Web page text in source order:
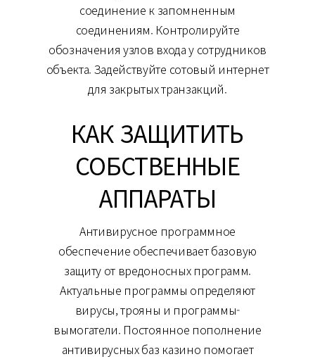
соединение к запомненным
соединениям. Контролируйте
обозначения узлов входа у сотрудников
объекта. Задействуйте сотовый интернет
для закрытых транзакций.
КАК ЗАЩИТИТЬ
СОБСТВЕННЫЕ
АППАРАТЫ
Антивирусное программное
обеспечение обеспечивает базовую
защиту от вредоносных программ.
Актуальные программы определяют
вирусы, трояны и программы-
вымогатели. Постоянное пополнение
антивирусных баз казино помогает